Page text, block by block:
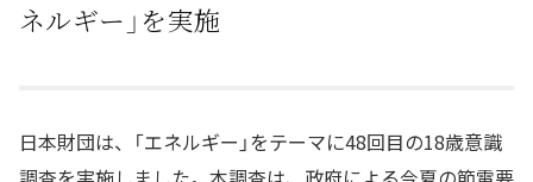
ネルギー」を実施
日本財団は、「エネルギー」をテーマに48回目の18歳意識